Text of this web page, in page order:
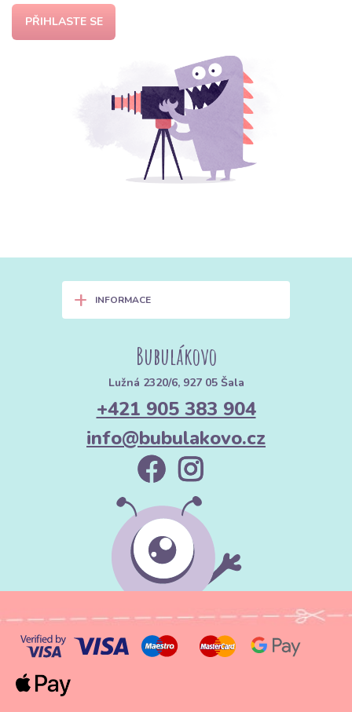
PŘIHLASTE SE
+ INFORMACE
Bubulákovo
Lužná 2320/6, 927 05 Šala
+421 905 383 904
info@bubulakovo.cz